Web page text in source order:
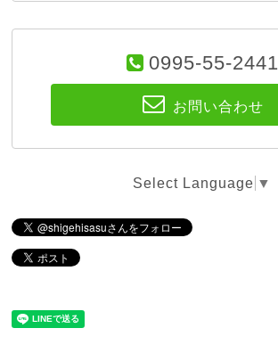
0995-55-2441
お問い合わせ
Select Language ▼